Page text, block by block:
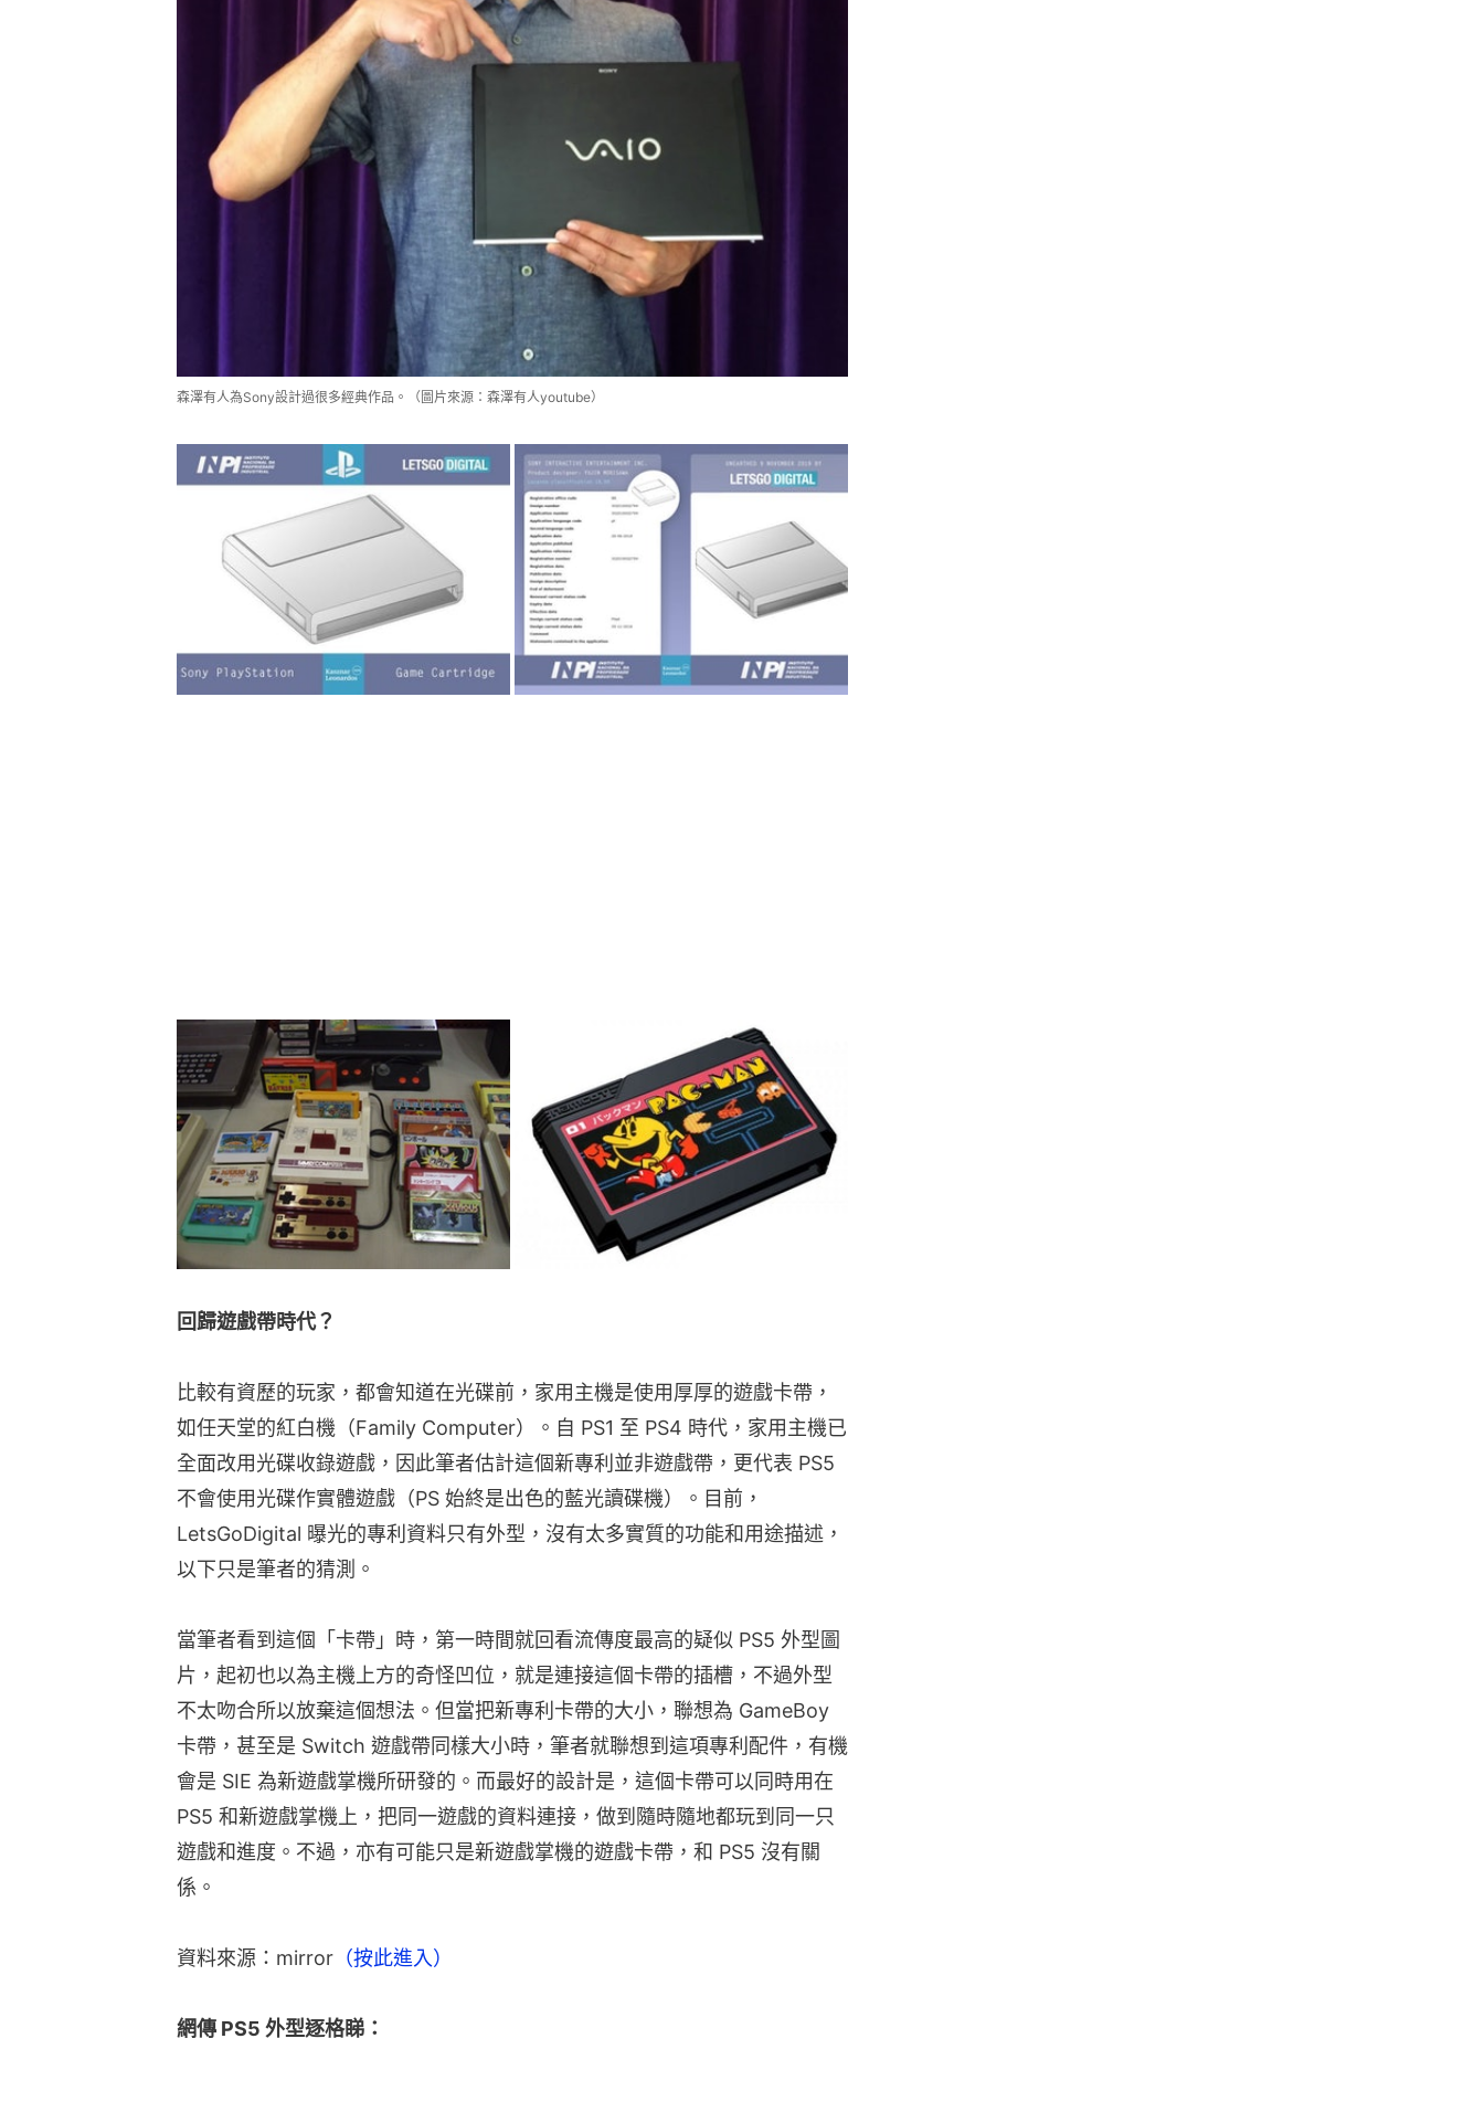
森澤有人為Sony設計過很多經典作品。（圖片來源：森澤有人youtube）
回歸遊戲帶時代？
比較有資歷的玩家，都會知道在光碟前，家用主機是使用厚厚的遊戲卡帶，
如任天堂的紅白機（Family Computer）。自 PS1 至 PS4 時代，家用主機已
全面改用光碟收錄遊戲，因此筆者估計這個新專利並非遊戲帶，更代表 PS5
不會使用光碟作實體遊戲（PS 始終是出色的藍光讀碟機）。目前，
LetsGoDigital 曝光的專利資料只有外型，沒有太多實質的功能和用途描述，
以下只是筆者的猜測。
當筆者看到這個「卡帶」時，第一時間就回看流傳度最高的疑似 PS5 外型圖
片，起初也以為主機上方的奇怪凹位，就是連接這個卡帶的插槽，不過外型
不太吻合所以放棄這個想法。但當把新專利卡帶的大小，聯想為 GameBoy
卡帶，甚至是 Switch 遊戲帶同樣大小時，筆者就聯想到這項專利配件，有機
會是 SIE 為新遊戲掌機所研發的。而最好的設計是，這個卡帶可以同時用在
PS5 和新遊戲掌機上，把同一遊戲的資料連接，做到隨時隨地都玩到同一只
遊戲和進度。不過，亦有可能只是新遊戲掌機的遊戲卡帶，和 PS5 沒有關
係。
資料來源：mirror （按此進入）
網傳 PS5 外型逐格睇：